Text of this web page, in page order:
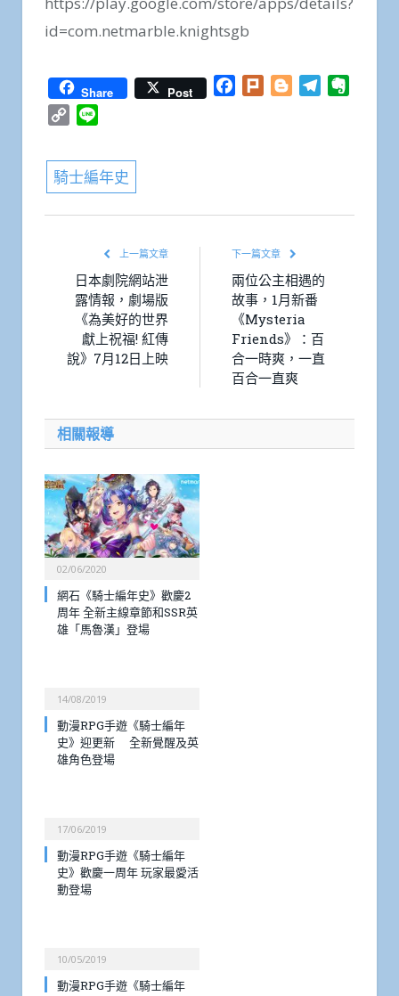
id=com.netmarble.knightsgb
Share Post Facebook
Plurk BloggerTelegram
Copy
騎士編年史
上一篇文章
日本劇院網站泄
露情報，劇場版
《為美好的世界
獻上祝福! 紅傳
說》7月12日上映
下一篇文章
兩位公主相遇的
故事，1月新番
《Mysteria
Friends》：百
合一時爽，一直
百合一直爽
相關報導
02/06/2020
網石《騎士編年史》歡慶2
周年 全新主線章節和SSR英
雄「馬魯漢」登場
14/08/2019
動漫RPG手遊《騎士編年
史》迎更新 全新覺醒及英
雄角色登場
17/06/2019
動漫RPG手遊《騎士編年
史》歡慶一周年 玩家最愛活
動登場
10/05/2019
動漫RPG手遊《騎士編年